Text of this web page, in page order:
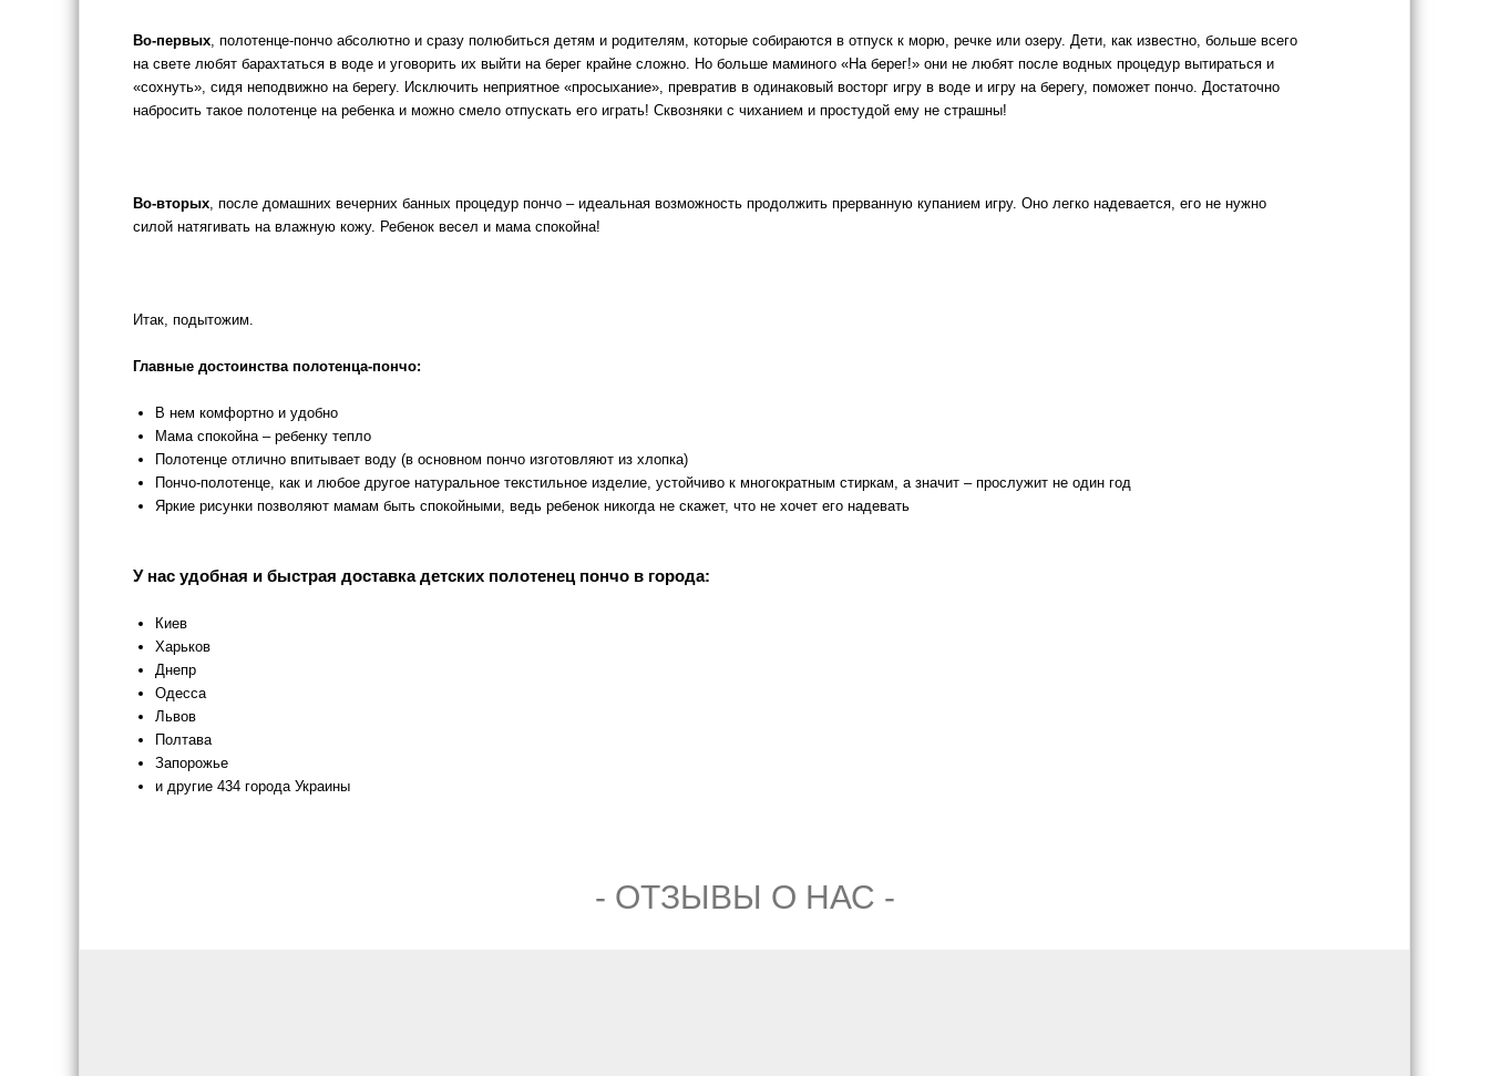
Во-первых, полотенце-пончо абсолютно и сразу полюбиться детям и родителям, которые собираются в отпуск к морю, речке или озеру. Дети, как известно, больше всего
на свете любят барахтаться в воде и уговорить их выйти на берег крайне сложно. Но больше маминого «На берег!» они не любят после водных процедур вытираться и
«сохнуть», сидя неподвижно на берегу. Исключить неприятное «просыхание», превратив в одинаковый восторг игру в воде и игру на берегу, поможет пончо. Достаточно
набросить такое полотенце на ребенка и можно смело отпускать его играть! Сквозняки с чиханием и простудой ему не страшны!
Во-вторых, после домашних вечерних банных процедур пончо – идеальная возможность продолжить прерванную купанием игру. Оно легко надевается, его не нужно
силой натягивать на влажную кожу. Ребенок весел и мама спокойна!
Итак, подытожим.
Главные достоинства полотенца-пончо:
В нем комфортно и удобно
Мама спокойна – ребенку тепло
Полотенце отлично впитывает воду (в основном пончо изготовляют из хлопка)
Пончо-полотенце, как и любое другое натуральное текстильное изделие, устойчиво к многократным стиркам, а значит – прослужит не один год
Яркие рисунки позволяют мамам быть спокойными, ведь ребенок никогда не скажет, что не хочет его надевать
У нас удобная и быстрая доставка детских полотенец пончо в города:
Киев
Харьков
Днепр
Одесса
Львов
Полтава
Запорожье
и другие 434 города Украины
- ОТЗЫВЫ О НАС -